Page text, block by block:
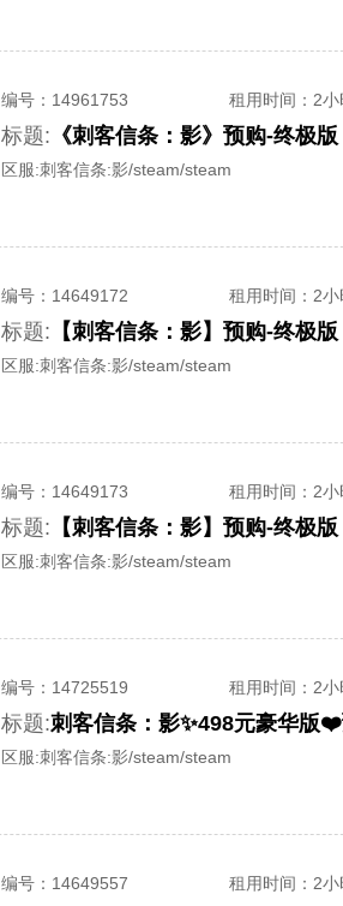
编号： 14961753 租用时间 ：2
标题: 《刺客信条：影》预购-终极
区服:刺客信条:影/steam/steam
编号： 14649172 租用时间 ：2
标题: 【刺客信条：影】预购-终极
区服:刺客信条:影/steam/steam
编号： 14649173 租用时间 ：2
标题: 【刺客信条：影】预购-终极
区服:刺客信条:影/steam/steam
编号： 14725519 租用时间 ：2
标题:刺客信条：影✨498元豪华版❤️
区服:刺客信条:影/steam/steam
编号： 14649557 租用时间 ：2